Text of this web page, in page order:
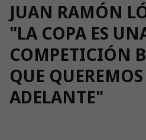
JUAN RAMÓN
"LA COPA ES
COMPETICIÓN
QUE
ADELANTE"